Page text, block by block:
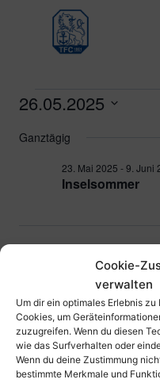
Cookie-
verwalten
Um dir ein optimales Erlebnis
Cookies, um
zuzugreifen. Wenn du diesen
wie das Surfverhalten oder
Wenn du deine Zustimmung
bestimmte Merkmale und
springen
für
26.05.2025
wählen.
Ganztägig
Inselsommer
23. Mai 2025 - 9. Juni